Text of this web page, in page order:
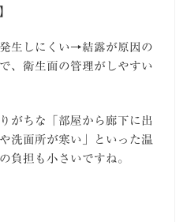
生しにくい→結露が原因の
、衛生面の管理がしやすい
がちな「部屋から廊下に出
洗面所が寒い」といった温
負担も小さいですね。